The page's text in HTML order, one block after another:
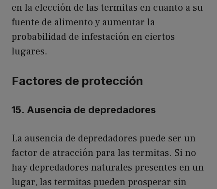
en la elección de las termitas en cuanto a su
fuente de alimento y aumentar la
probabilidad de infestación en ciertos
lugares.
Factores de protección
15. Ausencia de depredadores
La ausencia de depredadores puede ser un
factor de atracción para las termitas. Si no
hay depredadores naturales presentes en un
lugar, las termitas pueden prosperar sin